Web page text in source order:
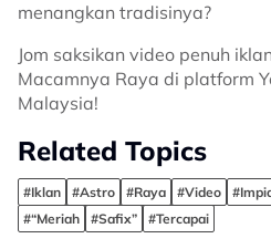
menangkan tradisinya?
Jom saksikan video penuh
Macamnya Raya di platform
Malaysia!
Related Topics
#Iklan #Astro #Raya #Video
#“Meriah
#Safix” #Tercapai